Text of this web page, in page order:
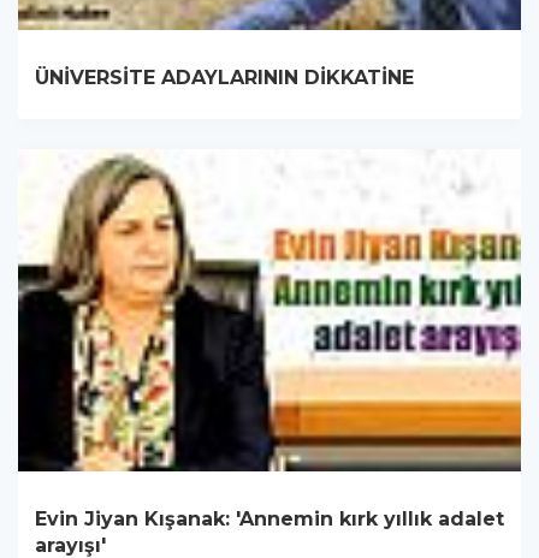
ÜNİVERSİTE ADAYLARININ DİKKATİNE
Evin Jiyan Kışanak: 'Annemin kırk yıllık adalet
arayışı'